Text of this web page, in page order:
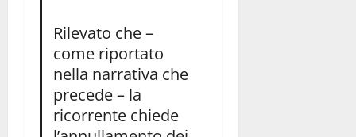
Rilevato che –
come riportato
nella narrativa che
precede – la
ricorrente chiede